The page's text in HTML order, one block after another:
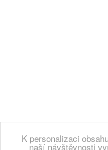
K personalizaci
naší návštěvnosti